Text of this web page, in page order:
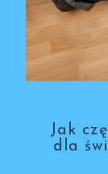
Jak
dla